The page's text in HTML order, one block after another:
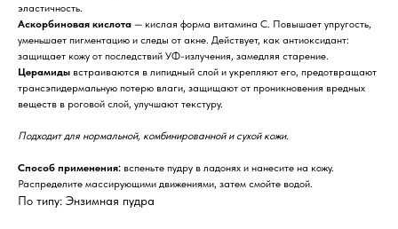
эластичность.
Аскорбиновая кислота — кислая форма витамина C. Повышает упругость,
уменьшает пигментацию и следы от акне. Действует, как антиоксидант:
защищает кожу от последствий УФ-излучения, замедляя старение.
Церамиды встраиваются в липидный слой и укрепляют его, предотвращают
трансэпидермальную потерю влаги, защищают от проникновения вредных
веществ в роговой слой, улучшают текстуру.
Подходит для нормальной, комбинированной и сухой кожи.
Способ применения: вспеньте пудру в ладонях и нанесите на кожу.
Распределите массирующими движениями, затем смойте водой.
По типу: Энзимная пудра